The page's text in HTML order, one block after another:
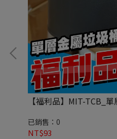
【福利品】MIT-TCB_
已銷售：0
NT$93